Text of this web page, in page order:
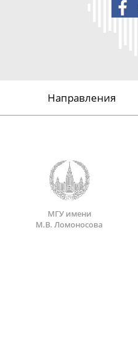
Направления
МГУ имени
М.В. Ломоносова